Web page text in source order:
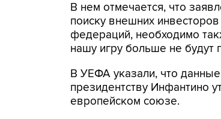
В нем отмечается, что
поиску внешних
федераций, необходимо
нашу игру больше не будут
В УЕФА указали, что
президентству Инфантино
европейском союзе.